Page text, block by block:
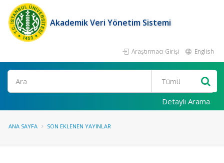
Akademik Veri Yönetim Sistemi
Araştırmacı Girişi English
Ara
Detaylı Arama
ANA SAYFA SON EKLENEN YAYINLAR